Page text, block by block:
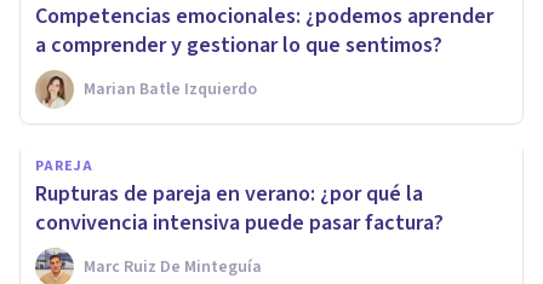
Competencias emocionales: ¿podemos aprender
a comprender y gestionar lo que sentimos?
Marian Batle Izquierdo
PAREJA
Rupturas de pareja en verano: ¿por qué la
convivencia intensiva puede pasar factura?
Marc Ruiz De Minteguía